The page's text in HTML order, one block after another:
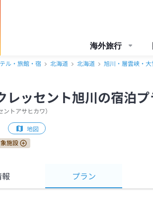
海外旅行
ル・旅館・宿 北海道 北海道 旭川・層雲峡・大
レッセント旭川の宿泊
ントアサヒカワ）
地図
施設
報 プラン